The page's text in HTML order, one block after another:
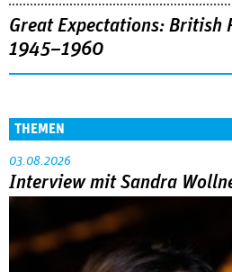
Great Expectations: British
1945–1960
THEMEN
03.08.2026
Interview mit Sandra